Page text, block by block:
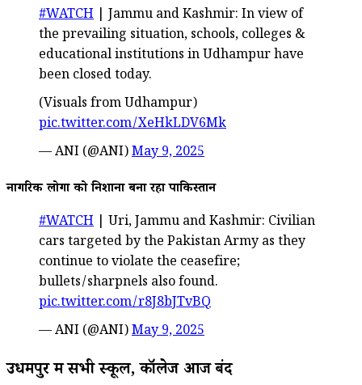
#WATCH | Jammu and Kashmir: In view of
the prevailing situation, schools, colleges &
educational institutions in Udhampur have
been closed today.
(Visuals from Udhampur)
pic.twitter.com/XeHkLDV6Mk
— ANI (@ANI)May 9, 2025
नागरिक लोगों को निशाना बना रहा पाकिस्तान
#WATCH | Uri, Jammu and Kashmir: Civilian
cars targeted by the Pakistan Army as they
continue to violate the ceasefire;
bullets/sharpnels also found.
pic.twitter.com/r8J8bJTvBQ
— ANI (@ANI)May 9, 2025
उधमपुर में सभी स्कूल, कॉलेज आज बंद